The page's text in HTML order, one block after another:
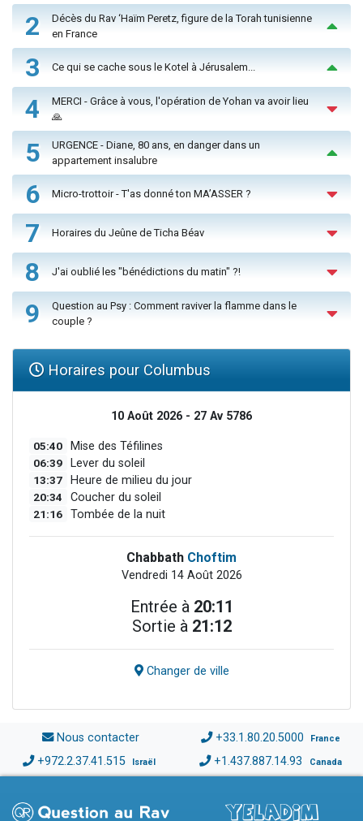
2
Décès du Rav ‘Haïm Peretz, figure de la Torah tunisienne
en France
3 Ce qui se cache sous le Kotel à Jérusalem...
4
MERCI - Grâce à vous, l'opération de Yohan va avoir lieu
🙏
5
URGENCE - Diane, 80 ans, en danger dans un
appartement insalubre
6 Micro-trottoir - T'as donné ton MA’ASSER ?
7 Horaires du Jeûne de Ticha Béav
8 J'ai oublié les "bénédictions du matin" ?!
9
Question au Psy : Comment raviver la flamme dans le
couple ?
Horaires pour Columbus
10 Août 2026 - 27 Av 5786
05:40 Mise des Téfilines
06:39 Lever du soleil
13:37 Heure de milieu du jour
20:34 Coucher du soleil
21:16 Tombée de la nuit
Chabbath Choftim
Vendredi 14 Août 2026
Entrée à 20:11
Sortie à 21:12
Changer de ville
Nous contacter +33.1.80.20.5000 France
+972.2.37.41.515 Israël +1.437.887.14.93 Canada